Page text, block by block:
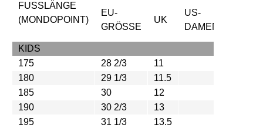
FUSSLÄNGE
(MONDOPOINT)
EU-
GRÖSSE
UK
US-
DAMEN
KIDS
175
28 2/3 11
180
29 1/3 11.5
185
30 12
190
30 2/3 13
195
31 1/3 13.5